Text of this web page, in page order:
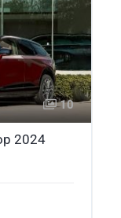
10
2024